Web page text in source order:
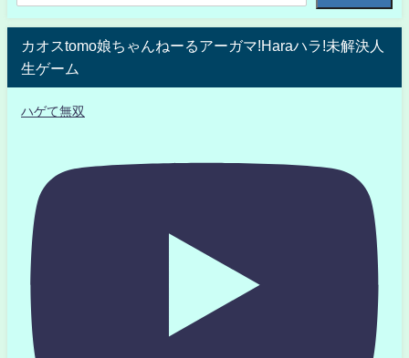
カオスtomo娘ちゃんねーるアーガマ!Haraハラ!未解決人
生ゲーム
ハゲて無双